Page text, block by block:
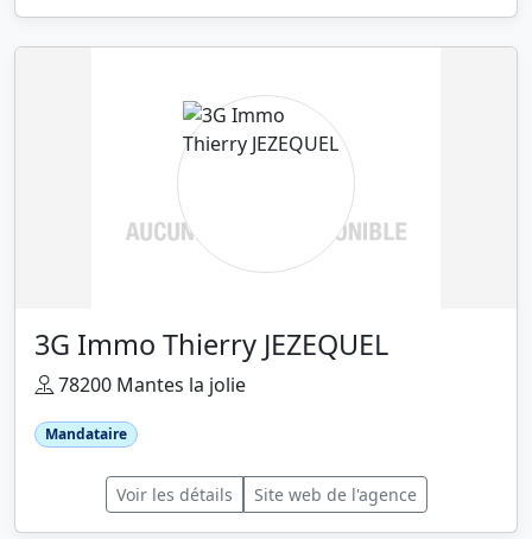
3G Immo Thierry JEZEQUEL
78200 Mantes la jolie
Mandataire
Voir les détails Site web de l'agence